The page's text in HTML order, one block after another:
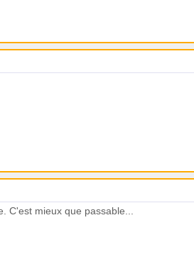
C'est mieux que passable...